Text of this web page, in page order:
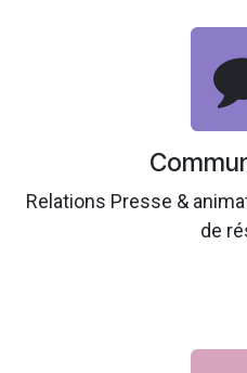
Relations Presse &
de